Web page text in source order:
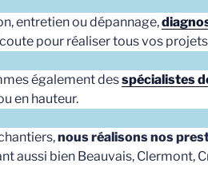
entretien ou dépannage,
pour réaliser tous vos
également desspécialistes
en hauteur.
nous réalisons nos
aussi bien Beauvais, Clermont,